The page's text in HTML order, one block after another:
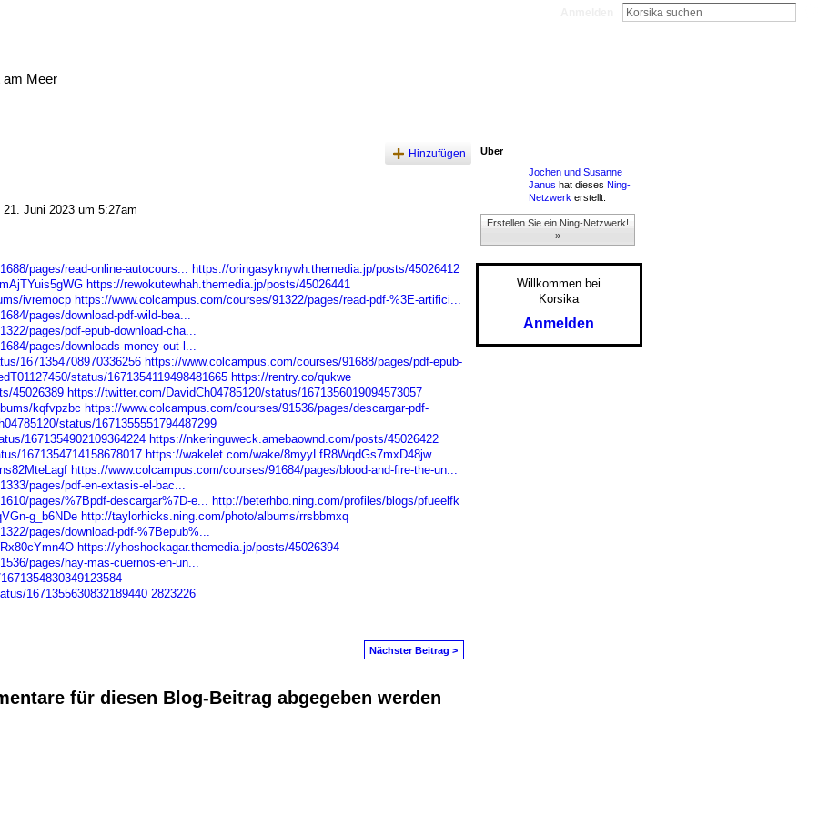
am Meer
Hinzufügen
Juni 2023 um 5:27am
pages/read-online-autocours... https://oringasyknywh.themedia.jp/posts/45026412
https://rewokutewhah.themedia.jp/posts/45026441
ivremocp https://www.colcampus.com/courses/91322/pages/read-pdf-%3E-artifici...
pages/download-pdf-wild-bea...
pages/pdf-epub-download-cha...
pages/downloads-money-out-l...
1671354708970336256 https://www.colcampus.com/courses/91688/pages/pdf-epub-
status/1671354119498481665 https://rentry.co/qukwe
45026389 https://twitter.com/DavidCh04785120/status/1671356019094573057
kqfvpzbc https://www.colcampus.com/courses/91536/pages/descargar-pdf-
status/1671355551794487299
1671354902109364224 https://nkeringuweck.amebaownd.com/posts/45026422
1671354714158678017 https://wakelet.com/wake/8myyLfR8WqdGs7mxD48jw
https://www.colcampus.com/courses/91684/pages/blood-and-fire-the-un...
pages/pdf-en-extasis-el-bac...
pages/%7Bpdf-descargar%7D-e... http://beterhbo.ning.com/profiles/blogs/pfueelfk
g_b6NDe http://taylorhicks.ning.com/photo/albums/rrsbbmxq
pages/download-pdf-%7Bepub%...
https://yhoshockagar.themedia.jp/posts/45026394
pages/hay-mas-cuernos-en-un...
1671355630832189440 2823226
Nächster Beitrag >
für diesen Blog-Beitrag abgegeben werden
Über
Jochen und Susanne
Janus hat dieses Ning-
Netzwerk erstellt.
Erstellen Sie ein Ning-Netzwerk!
»
Willkommen bei
Korsika
Anmelden